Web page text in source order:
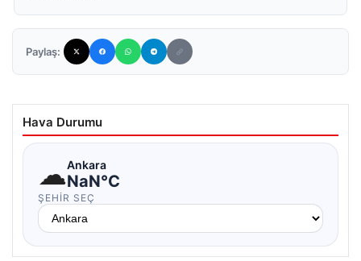
Paylaş:
Hava Durumu
☁Ankara
NaN°C
ŞEHIR SEÇ